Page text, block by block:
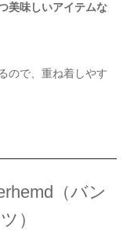
美味しいアイテムな
ので、重ね着しやす
（バン
）